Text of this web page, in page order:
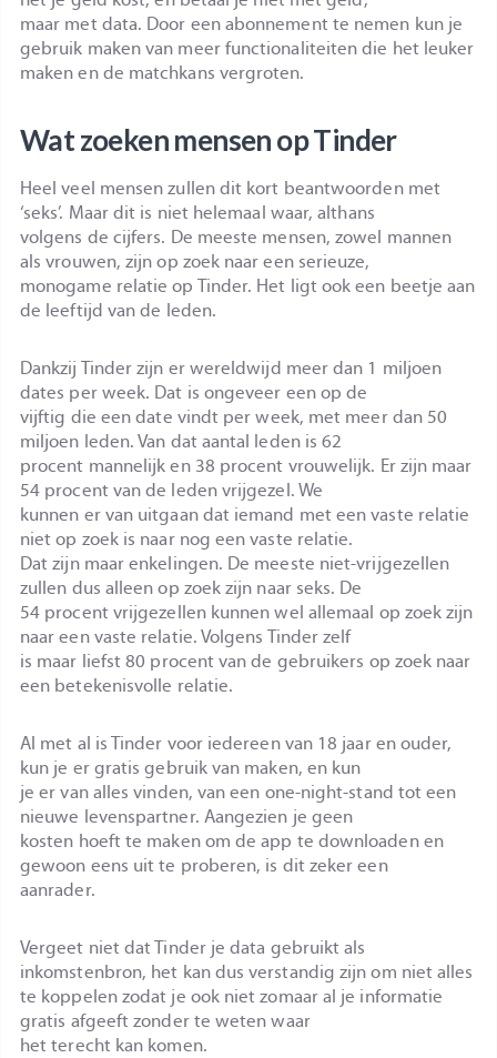
maar met data. Door een abonnement te nemen kun je
gebruik maken van meer functionaliteiten die het leuker
maken en de matchkans vergroten.
Wat zoeken mensen op Tinder
Heel veel mensen zullen dit kort beantwoorden met
‘seks’. Maar dit is niet helemaal waar, althans
volgens de cijfers. De meeste mensen, zowel mannen
als vrouwen, zijn op zoek naar een serieuze,
monogame relatie op Tinder. Het ligt ook een beetje aan
de leeftijd van de leden.
Dankzij Tinder zijn er wereldwijd meer dan 1 miljoen
dates per week. Dat is ongeveer een op de
vijftig die een date vindt per week, met meer dan 50
miljoen leden. Van dat aantal leden is 62
procent mannelijk en 38 procent vrouwelijk. Er zijn maar
54 procent van de leden vrijgezel. We
kunnen er van uitgaan dat iemand met een vaste relatie
niet op zoek is naar nog een vaste relatie.
Dat zijn maar enkelingen. De meeste niet-vrijgezellen
zullen dus alleen op zoek zijn naar seks. De
54 procent vrijgezellen kunnen wel allemaal op zoek zijn
naar een vaste relatie. Volgens Tinder zelf
is maar liefst 80 procent van de gebruikers op zoek naar
een betekenisvolle relatie.
Al met al is Tinder voor iedereen van 18 jaar en ouder,
kun je er gratis gebruik van maken, en kun
je er van alles vinden, van een one-night-stand tot een
nieuwe levenspartner. Aangezien je geen
kosten hoeft te maken om de app te downloaden en
gewoon eens uit te proberen, is dit zeker een
aanrader.
Vergeet niet dat Tinder je data gebruikt als
inkomstenbron, het kan dus verstandig zijn om niet alles
te koppelen zodat je ook niet zomaar al je informatie
gratis afgeeft zonder te weten waar
het terecht kan komen.